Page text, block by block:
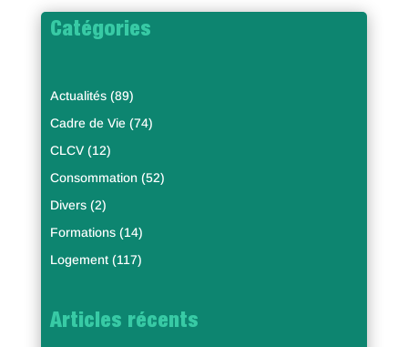
Catégories
Actualités(89)
Cadre de Vie(74)
CLCV(12)
Consommation(52)
Divers(2)
Formations(14)
Logement(117)
Articles récents